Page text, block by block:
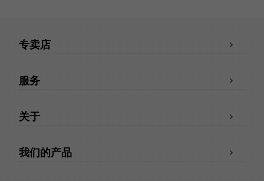
专卖店
服务
关于
我们的产品